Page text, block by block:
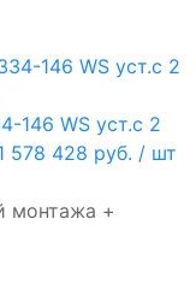
146 WS уст.с 2
578 428 руб. / шт
монтажа +